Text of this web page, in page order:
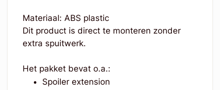
Materiaal: ABS plastic
Dit product is direct te monteren zonder
extra spuitwerk.
Het pakket bevat o.a.:
Spoiler extension